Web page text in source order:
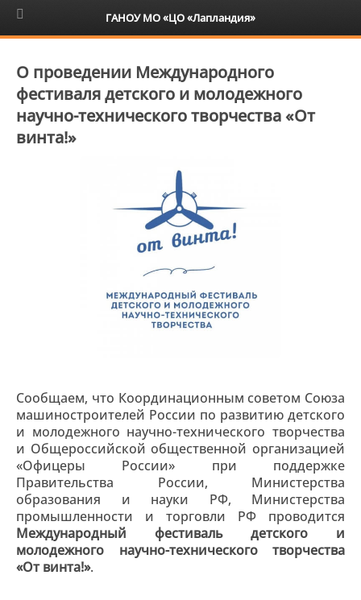
6+
О проведении Международного
фестиваля детского и молодежного
научно-технического творчества «От
винта!»
Сообщаем, что Координационным советом Союза
машиностроителей России по развитию детского
и молодежного научно-технического творчества
и Общероссийской общественной организацией
«Офицеры России» при поддержке
Правительства России, Министерства
образования и науки РФ, Министерства
промышленности и торговли РФ проводится
Международный фестиваль детского и
молодежного научно-технического творчества
«От винта!».
ГАНОУ МО «ЦО «Лапландия»